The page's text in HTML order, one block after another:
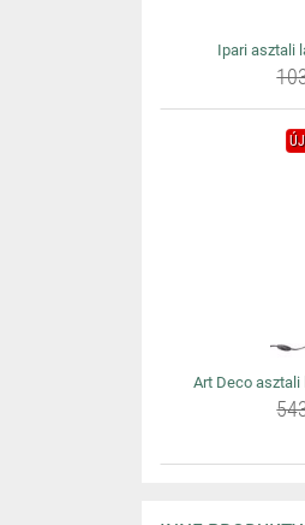
Ipari asztali
Art Deco asztali